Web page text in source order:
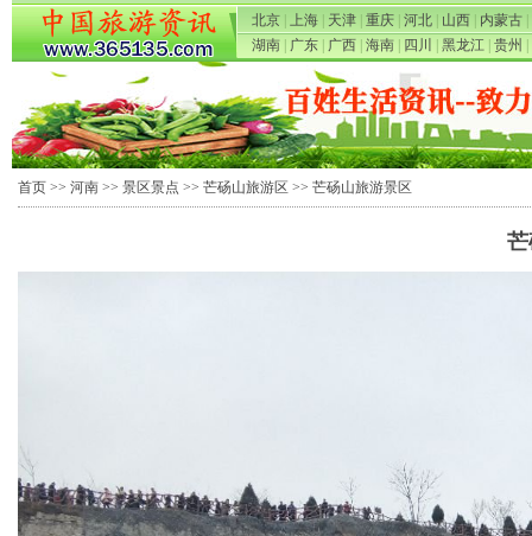
北京 上海 天津 重庆 河北 山西 内蒙古
湖南
广东 广西 海南 四川 黑龙江 贵州
首页 >> 河南 >> 景区景点 >> 芒砀山旅游区 >> 芒砀山旅游景区